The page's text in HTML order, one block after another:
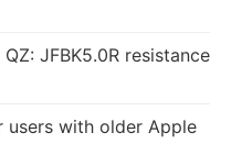
JFBK5.0R resistance
with older Apple